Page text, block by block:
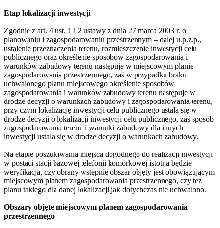
Etap lokalizacji inwestycji
Zgodnie z art. 4 ust. 1 i 2 ustawy z dnia 27 marca 2003 r. o
planowaniu i zagospodarowaniu przestrzennym – dalej u.p.z.p.,
ustalenie przeznaczenia terenu, rozmieszczenie inwestycji celu
publicznego oraz określenie sposobów zagospodarowania i
warunków zabudowy terenu następuje w miejscowym planie
zagospodarowania przestrzennego, zaś w przypadku braku
uchwalonego planu miejscowego określenie sposobów
zagospodarowania i warunków zabudowy terenu następuje w
drodze decyzji o warunkach zabudowy i zagospodarowania terenu,
przy czym lokalizację inwestycji celu publicznego ustala się w
drodze decyzji o lokalizacji inwestycji celu publicznego, zaś sposób
zagospodarowania terenu i warunki zabudowy dla innych
inwestycji ustala się w drodze decyzji o warunkach zabudowy.
Na etapie poszukiwania miejsca dogodnego do realizacji inwestycji
w postaci stacji bazowej telefonii komórkowej istotna będzie
weryfikacja, czy obrany wstępnie obszar objęty jest obowiązującym
miejscowym planem zagospodarowania przestrzennego, czy też
planu takiego dla danej lokalizacji jak dotychczas nie uchwalono.
Obszary objęte miejscowym planem zagospodarowania
przestrzennego